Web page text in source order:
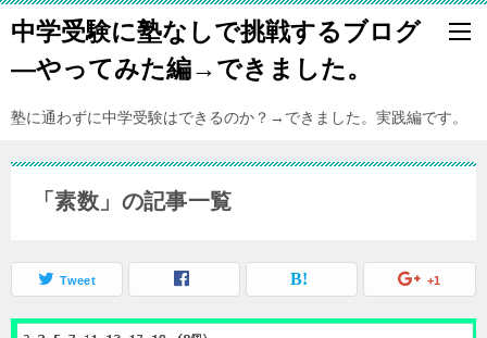
中学受験に塾なしで挑戦するブログ
―やってみた編→できました。
塾に通わずに中学受験はできるのか？→できました。実践編です。
「素数」の記事一覧
Tweet +1